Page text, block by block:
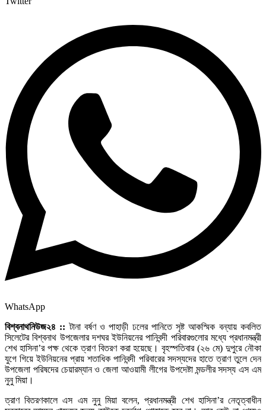
WhatsApp
বিশ্বনাথনিউজ২৪ :: টানা বর্ষণ ও পাহাড়ী ঢলের পানিতে সৃষ্ট আকস্মিক বন্যায় কবলিত
সিলেটের বিশ্বনাথ উপজেলার দশঘর ইউনিয়নের পানিবন্দী পরিবারগুলোর মধ্যে প্রধানমন্ত্রী
শেখ হাসিনা’র পক্ষ থেকে ত্রাণ বিতরণ করা হয়েছে। বৃহস্পতিবার (২৬ মে) দুপুরে নৌকা
যুগে গিয়ে ইউনিয়নের প্রায় শতাধিক পানিবন্দী পরিবারের সদস্যদের হাতে ত্রাণ তুলে দেন
উপজেলা পরিষদের চেয়ারম্যান ও জেলা আওয়ামী লীগের উপদেষ্টা মন্ডলীর সদস্য এস এম
নুনু মিয়া।
ত্রাণ বিতরণকালে এস এম নুনু মিয়া বলেন, প্রধানমন্ত্রী শেখ হাসিনা’র নেতৃত্বাধীন